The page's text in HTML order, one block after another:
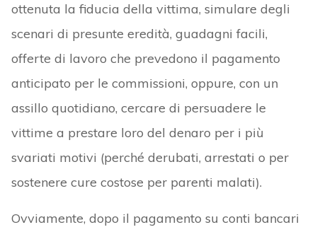
ottenuta la fiducia della vittima, simulare degli
scenari di presunte eredità, guadagni facili,
offerte di lavoro che prevedono il pagamento
anticipato per le commissioni, oppure, con un
assillo quotidiano, cercare di persuadere le
vittime a prestare loro del denaro per i più
svariati motivi (perché derubati, arrestati o per
sostenere cure costose per parenti malati).
Ovviamente, dopo il pagamento su conti bancari